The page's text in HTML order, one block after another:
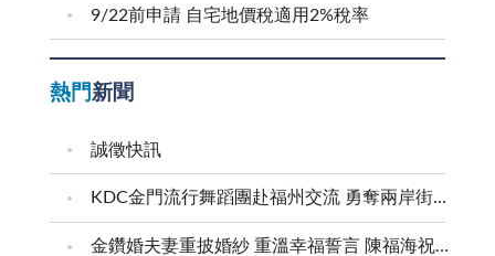
用在正途，才有價值。口水何用，再多能濟何事？到頭
嘸話」，效法「毋忘在莒」精神，團結一致，用心奉獻
了機關、學校、家戶、農友、公共場所等，目的就是希
有成效。隨著節約用水觀念的普及，相信家戶使用省水
約用水的作法不是直接限制正常的用水，而是在於將無
謂浪費的水資源節省下來，同時也不妨礙用水的便利及
習慣，因此才會有各種不同的節水方法，以及污水處理
再利用等等。 當然，使用省水器材效果非常良好，
身，更能亂性！出家人將酒列為五戒之首，原因就在於
此。當然，幾千年來酒和人類息息相關，飲酒並不全然
康，端看個人方寸的拿捏罷了。 然而，衡諸當前社
會，舉凡娶媳婦、嫁女兒要喝酒，生辰壽誕要喝酒，喬
酒桌，逢「雞頭」要喝酒，遇「魚尾」要乾杯，入鄉要
隨俗，不喝都不行；倘若碰到「賣魚尾」的遊戲，或猜
9/22前申請 自宅地價稅適用2%稅率
熱門新聞
誠徵快訊
KDC金門流行舞蹈團赴福州交流 勇奪兩岸街舞賽三等獎
金鑽婚夫妻重披婚紗 重溫幸福誓言 陳福海祝福牽手半世紀 情深相守成典範